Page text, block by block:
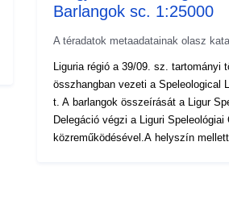
Barlangok sc. 1:25000
A téradatok metaadatainak olasz
Liguria régió a 39/09. sz. tartományi
összhangban vezeti a Speleological
t. A barlangok összeírását a Ligur
Delegáció végzi a Liguri Speleológiai
közreműködésével.A helyszín